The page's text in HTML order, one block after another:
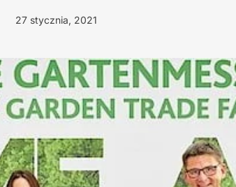
27 stycznia, 2021